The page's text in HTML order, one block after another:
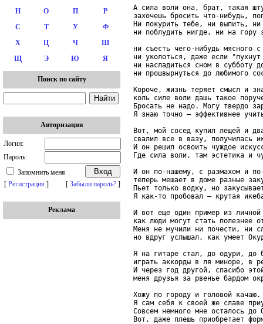
Н
О П
Р
С
Т У
Ф
Х
Ц Ч
Ш
Щ
Э Ю Я
Поиск по сайту
Авторизация
Логин:
Пароль:
Запомнить меня
[ Регистрация ] [ Забыли пароль? ]
Реклама
А сила воли она, брат, такая
захочешь бросить что-нибудь,
Ни покурить тебе, ни выпить, ни
ни поблудить нигде, ни на гору
ни съесть чего-нибудь мясного
ни уколоться, даже если
ни насладиться сном в субботу
ни прошвырнуться до любимого
Короче, жизнь теряет смысл и
коль силе воли дашь такое
Бросать не надо. Могу твердо
Я знаю точно – эффективнее
Вот, мой сосед купил лещей и
свалил все в вазу, получилась
И он решил освоить чуждое
Где сила воли, там эстетика и
И он по-нашему, с размахом и
теперь мешает в доме разные
Пьет только водку, но
Я как-то пробовал – крутая
И вот еще один пример из
как люди могут стать полезнее
Меня не мучили ни почести, ни
но вдруг услышал, как умеет
Я на гитаре стал, до одури, до
играть аккорды в ля миноре, в
И через год другой, спасибо
меня друзья за рвенье бардом
Хожу по городу и головой качаю.
Я сам себя к своей же славе
Совсем немного мне осталось до
Вот, даже плешь приобретает